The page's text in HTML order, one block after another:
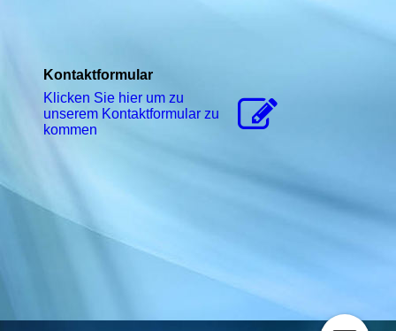
Kontaktformular
Klicken Sie hier um zu
unserem Kon­takt­for­mu­lar zu
kommen